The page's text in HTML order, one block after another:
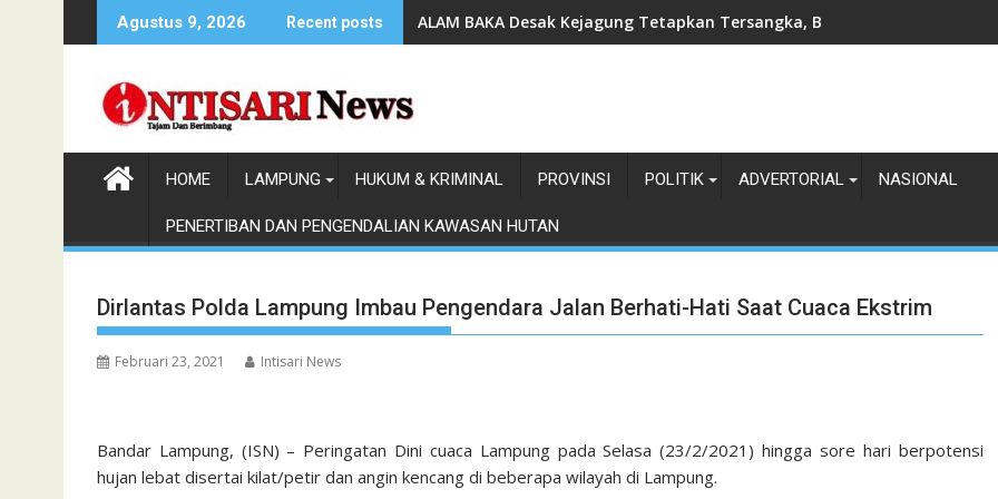
to
Agustus 9, 2026 Recent posts ALAM BAKA Desak Kejagung Tetapkan Tersangka, Bongkar Mafia Tanah
HOME LAMPUNG HUKUM & KRIMINAL PROVINSI POLITIK ADVERTORIAL NASIONAL
PENERTIBAN DAN PENGENDALIAN KAWASAN HUTAN
Dirlantas Polda Lampung Imbau Pengendara Jalan Berhati-Hati Saat Cuaca Ekstrim
Februari 23, 2021 Intisari News
Bandar Lampung, (ISN) – Peringatan Dini cuaca Lampung pada Selasa (23/2/2021) hingga sore hari berpotensi
hujan lebat disertai kilat/petir dan angin kencang di beberapa wilayah di Lampung.